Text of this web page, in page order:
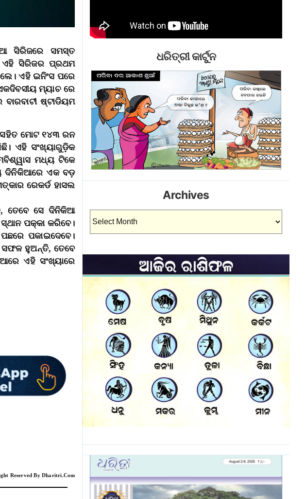
ସିରିଜରେ ସମସ୍ତ
ଏହି ସିରିଜର ପ୍ରଥମ
ଏହି ଇନିଂସ ପରେ
ମ୍ୟାଚ ରେ
ଷ୍ଟାଡିୟମ
ସହିତ ମୋଟ ୧୪୩ ରନ
ଏହି ସଂଖ୍ୟାଗୁଡ଼ିକ
ମଧ୍ୟ ଟିକେ
ଦିନିକିଆରେ ଏକ ବଡ଼
ରେକର୍ଡ ହାସଲ
ତେବେ ସେ ଦିନିକିଆ
ପକ୍କା କରିବେ।
ପକାଇଦେବେ।
ସଫଳ ହୁଅନ୍ତି, ତେବେ
ଏହି ସଂଖ୍ୟାରେ
Reserved By Dharitri.Com
ଧରିତ୍ରୀ କାର୍ଟୁନ
Archives
Archives